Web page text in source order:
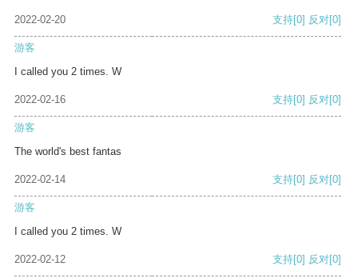
2022-02-20 支持[0] 反对[0]
游客
I called you 2 times. W
2022-02-16 支持[0] 反对[0]
游客
The world's best fantas
2022-02-14 支持[0] 反对[0]
游客
I called you 2 times. W
2022-02-12 支持[0] 反对[0]